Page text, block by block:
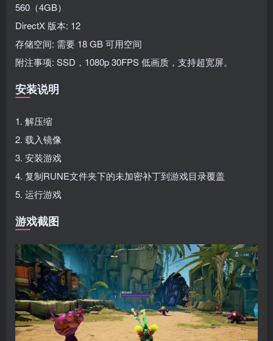
560（4GB）
DirectX 版本: 12
存储空间: 需要 18 GB 可用空间
附注事项: SSD，1080p 30FPS 低画质，支持超宽屏。
安装说明
1. 解压缩
2. 载入镜像
3. 安装游戏
4. 复制RUNE文件夹下的未加密补丁到游戏目录覆盖
5. 运行游戏
游戏截图